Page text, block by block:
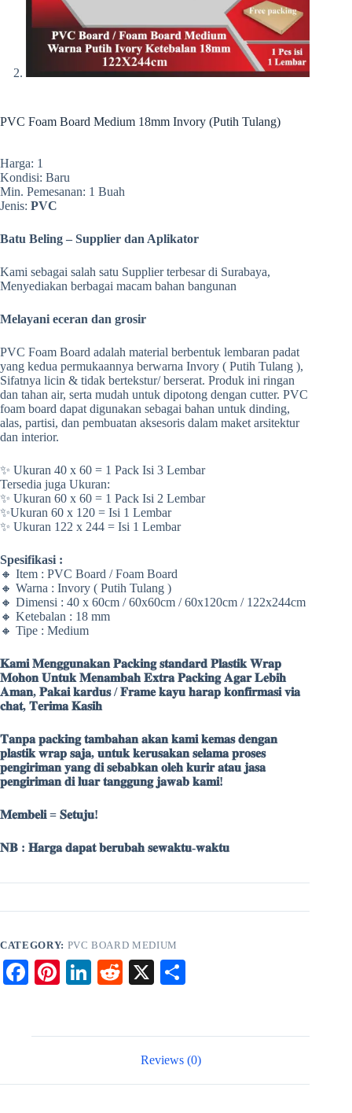
PVC Foam Board Medium 18mm Invory (Putih Tulang)
Harga: 1
Kondisi: Baru
Min. Pemesanan: 1 Buah
Jenis: PVC
Batu Beling – Supplier dan Aplikator
Kami sebagai salah satu Supplier terbesar di Surabaya,
Menyediakan berbagai macam bahan bangunan
Melayani eceran dan grosir
PVC Foam Board adalah material berbentuk lembaran padat
yang kedua permukaannya berwarna Invory ( Putih Tulang ),
Sifatnya licin & tidak bertekstur/ berserat. Produk ini ringan
dan tahan air, serta mudah untuk dipotong dengan cutter. PVC
foam board dapat digunakan sebagai bahan untuk dinding,
alas, partisi, dan pembuatan aksesoris dalam maket arsitektur
dan interior.
✨ Ukuran 40 x 60 = 1 Pack Isi 3 Lembar
Tersedia juga Ukuran:
✨ Ukuran 60 x 60 = 1 Pack Isi 2 Lembar
✨Ukuran 60 x 120 = Isi 1 Lembar
✨ Ukuran 122 x 244 = Isi 1 Lembar
Spesifikasi :
🔸 Item : PVC Board / Foam Board
🔸 Warna : Invory ( Putih Tulang )
🔸 Dimensi : 40 x 60cm / 60x60cm / 60x120cm / 122x244cm
🔸 Ketebalan : 18 mm
🔸 Tipe : Medium
𝐊𝐚𝐦𝐢 𝐌𝐞𝐧𝐠𝐠𝐮𝐧𝐚𝐤𝐚𝐧 𝐏𝐚𝐜𝐤𝐢𝐧𝐠 𝐬𝐭𝐚𝐧𝐝𝐚𝐫𝐝 𝐏𝐥𝐚𝐬𝐭𝐢𝐤 𝐖𝐫𝐚𝐩
𝐌𝐨𝐡𝐨𝐧 𝐔𝐧𝐭𝐮𝐤 𝐌𝐞𝐧𝐚𝐦𝐛𝐚𝐡 𝐄𝐱𝐭𝐫𝐚 𝐏𝐚𝐜𝐤𝐢𝐧𝐠 𝐀𝐠𝐚𝐫 𝐋𝐞𝐛𝐢𝐡
𝐀𝐦𝐚𝐧, 𝐏𝐚𝐤𝐚𝐢 𝐤𝐚𝐫𝐝𝐮𝐬 / 𝐅𝐫𝐚𝐦𝐞 𝐤𝐚𝐲𝐮 𝐡𝐚𝐫𝐚𝐩 𝐤𝐨𝐧𝐟𝐢𝐫𝐦𝐚𝐬𝐢 𝐯𝐢𝐚
𝐜𝐡𝐚𝐭, 𝐓𝐞𝐫𝐢𝐦𝐚 𝐊𝐚𝐬𝐢𝐡
𝐓𝐚𝐧𝐩𝐚 𝐩𝐚𝐜𝐤𝐢𝐧𝐠 𝐭𝐚𝐦𝐛𝐚𝐡𝐚𝐧 𝐚𝐤𝐚𝐧 𝐤𝐚𝐦𝐢 𝐤𝐞𝐦𝐚𝐬 𝐝𝐞𝐧𝐠𝐚𝐧
𝐩𝐥𝐚𝐬𝐭𝐢𝐤 𝐰𝐫𝐚𝐩 𝐬𝐚𝐣𝐚, 𝐮𝐧𝐭𝐮𝐤 𝐤𝐞𝐫𝐮𝐬𝐚𝐤𝐚𝐧 𝐬𝐞𝐥𝐚𝐦𝐚 𝐩𝐫𝐨𝐬𝐞𝐬
𝐩𝐞𝐧𝐠𝐢𝐫𝐢𝐦𝐚𝐧 𝐲𝐚𝐧𝐠 𝐝𝐢 𝐬𝐞𝐛𝐚𝐛𝐤𝐚𝐧 𝐨𝐥𝐞𝐡 𝐤𝐮𝐫𝐢𝐫 𝐚𝐭𝐚𝐮 𝐣𝐚𝐬𝐚
𝐩𝐞𝐧𝐠𝐢𝐫𝐢𝐦𝐚𝐧 𝐝𝐢 𝐥𝐮𝐚𝐫 𝐭𝐚𝐧𝐠𝐠𝐮𝐧𝐠 𝐣𝐚𝐰𝐚𝐛 𝐤𝐚𝐦𝐢!
𝐌𝐞𝐦𝐛𝐞𝐥𝐢 = 𝐒𝐞𝐭𝐮𝐣𝐮!
𝐍𝐁 : 𝐇𝐚𝐫𝐠𝐚 𝐝𝐚𝐩𝐚𝐭 𝐛𝐞𝐫𝐮𝐛𝐚𝐡 𝐬𝐞𝐰𝐚𝐤𝐭𝐮-𝐰𝐚𝐤𝐭𝐮
CATEGORY: PVC BOARD MEDIUM
Fa
Pi
Li
R
X
Reviews (0)